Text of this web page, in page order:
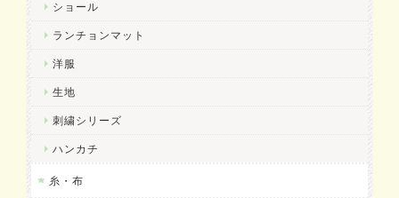
ショール
ランチョンマット
洋服
生地
刺繍シリーズ
ハンカチ
糸・布